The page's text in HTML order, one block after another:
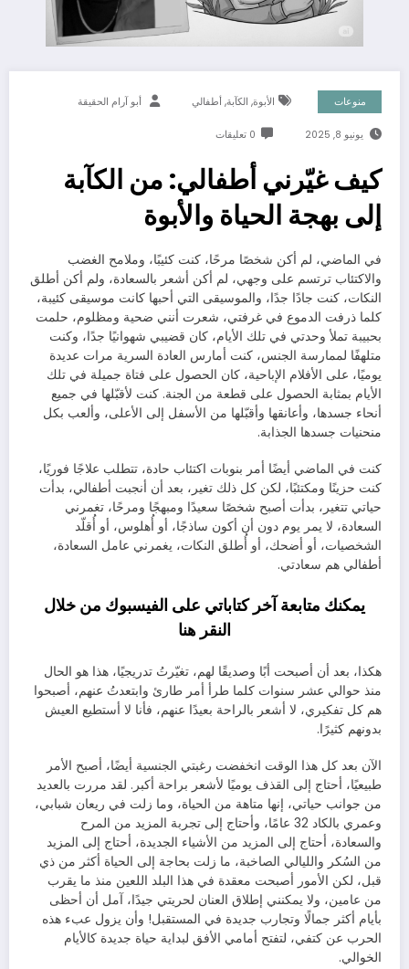
منوعات الأبوة, الكآبة, أطفالي أبو آرام الحقيقة
يونيو 8, 2025 0 تعليقات
كيف غيّرني أطفالي: من الكآبة
إلى بهجة الحياة والأبوة
في الماضي، لم أكن شخصًا مرحًا، كنت كئيبًا، وملامح الغضب
والاكتئاب ترتسم على وجهي، لم أكن أشعر بالسعادة، ولم أكن أطلق
النكات، كنت جادًا جدًا، والموسيقى التي أحبها كانت موسيقى كئيبة،
كلما ذرفت الدموع في غرفتي، شعرت أنني ضحية ومظلوم، حلمت
بحبيبة تملأ وحدتي في تلك الأيام، كان قضيبي شهوانيًا جدًا، وكنت
متلهفًا لممارسة الجنس، كنت أمارس العادة السرية مرات عديدة
يوميًا، على الأفلام الإباحية، كان الحصول على فتاة جميلة في تلك
الأيام بمثابة الحصول على قطعة من الجنة. كنت لأقبّلها في جميع
أنحاء جسدها، وأعانقها وأقبّلها من الأسفل إلى الأعلى، وألعب بكل
منحنيات جسدها الجذابة.
كنت في الماضي أيضًا أمر بنوبات اكتئاب حادة، تتطلب علاجًا فوريًا،
كنت حزينًا ومكتئبًا، لكن كل ذلك تغير، بعد أن أنجبت أطفالي، بدأت
حياتي تتغير، بدأت أصبح شخصًا سعيدًا ومبهجًا ومرحًا، تغمرني
السعادة، لا يمر يوم دون أن أكون ساذجًا، أو أُهلوس، أو أُقلّد
الشخصيات، أو أضحك، أو أُطلق النكات، يغمرني عامل السعادة،
أطفالي هم سعادتي.
يمكنك متابعة آخر كتاباتي على الفيسبوك من خلال
النقر هنا
هكذا، بعد أن أصبحت أبًا وصديقًا لهم، تغيّرتُ تدريجيًا، هذا هو الحال
منذ حوالي عشر سنوات كلما طرأ أمر طارئ وابتعدتُ عنهم، أصبحوا
هم كل تفكيري، لا أشعر بالراحة بعيدًا عنهم، فأنا لا أستطيع العيش
بدونهم كثيرًا.
الآن بعد كل هذا الوقت انخفضت رغبتي الجنسية أيضًا، أصبح الأمر
طبيعيًا، أحتاج إلى القذف يوميًا لأشعر براحة أكبر. لقد مررت بالعديد
من جوانب حياتي، إنها متاهة من الحياة، وما زلت في ريعان شبابي،
وعمري بالكاد 32 عامًا، وأحتاج إلى تجربة المزيد من المرح
والسعادة، أحتاج إلى المزيد من الأشياء الجديدة، أحتاج إلى المزيد
من السُكر والليالي الصاخبة، ما زلت بحاجة إلى الحياة أكثر من ذي
قبل، لكن الأمور أصبحت معقدة في هذا البلد اللعين منذ ما يقرب
من عامين، ولا يمكنني إطلاق العنان لحريتي جيدًا، آمل أن أحظى
بأيام أكثر جمالًا وتجارب جديدة في المستقبل! وأن يزول عبء هذه
الحرب عن كتفي، لتفتح أمامي الأفق لبداية حياة جديدة كالأيام
الخوالي.